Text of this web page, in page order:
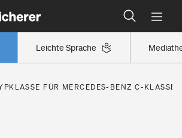
Leichte Sprache
Jetzt Versicherer finden
ist Ihre Region eingestuft
Jetzt Versicherer finden
FÜR MERCEDES-BENZ C-